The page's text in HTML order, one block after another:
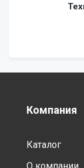
Компания
Каталог